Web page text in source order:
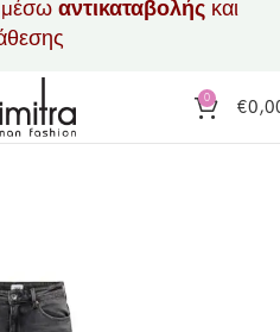
0 €
μέσω αντικαταβολής και